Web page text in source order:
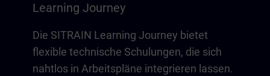
Learning Journey
Die SITRAIN Learning Journey bietet
flexible technische Schulungen, die sich
nahtlos in Arbeitspläne integrieren lassen.